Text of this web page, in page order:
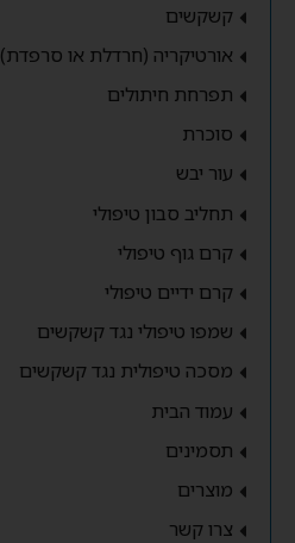
קשקשים
אורטיקריה (חרדלת או סרפדת)
תפרחת חיתולים
סוכרת
עור יבש
תחליב סבון טיפולי
קרם גוף טיפולי
קרם ידיים טיפולי
שמפו טיפולי נגד קשקשים
מסכה טיפולית נגד קשקשים
עמוד הבית
תסמינים
מוצרים
צרו קשר